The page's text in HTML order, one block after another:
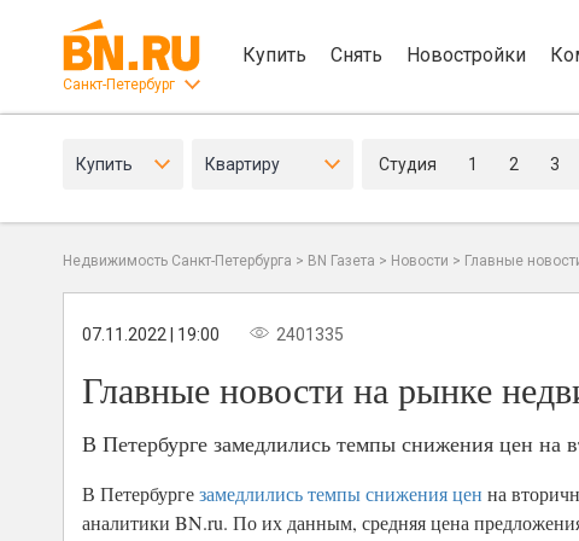
Санкт-Петербург
Купить Снять Новостройки
Купить Квартиру Студия 1 2 3
Недвижимость Санкт-Петербурга > BN Газета > Новости > Главные
07.11.2022 | 19:00 2401335
Главные новости на рынке
В Петербурге замедлились темпы снижения цен на
В Петербургезамедлились темпы снижения цен на
аналитики BN.ru. По их данным, средняя цена